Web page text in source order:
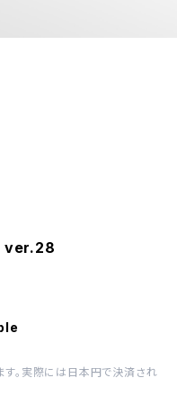
ver.28
。実際には日本円で決済され